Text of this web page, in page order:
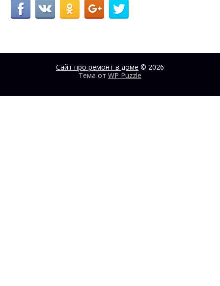
Сайт про ремонт в доме © 2026
Тема от WP Puzzle